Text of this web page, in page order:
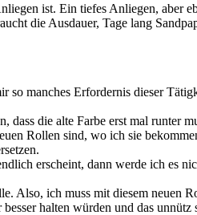
ist. Ein tiefes Anliegen, aber
die Ausdauer, Tage lang
so manches Erfordernis dieser
dass die alte Farbe erst mal runter
Rollen sind, wo ich sie
erscheint, dann werde ich es
Also, ich muss mit diesem neuen
halten würden und das unnütz